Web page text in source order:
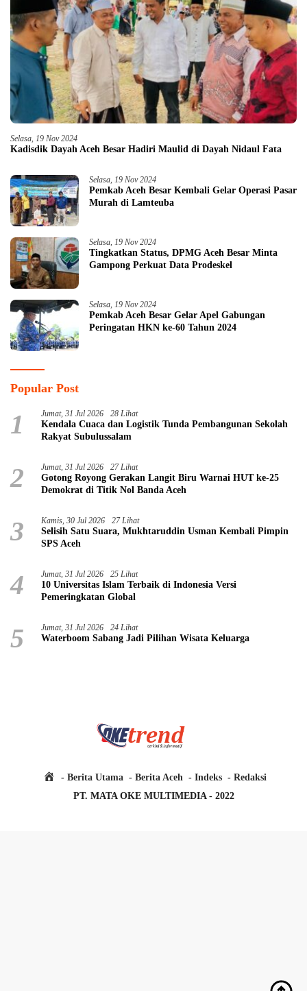
Selasa, 19 Nov 2024
Kadisdik Dayah Aceh Besar Hadiri Maulid di Dayah Nidaul Fata
Selasa, 19 Nov 2024
Pemkab Aceh Besar Kembali Gelar Operasi Pasar
Murah di Lamteuba
Selasa, 19 Nov 2024
Tingkatkan Status, DPMG Aceh Besar Minta
Gampong Perkuat Data Prodeskel
Selasa, 19 Nov 2024
Pemkab Aceh Besar Gelar Apel Gabungan
Peringatan HKN ke-60 Tahun 2024
Popular Post
1 Jumat, 31 Jul 2026 28 Lihat
Kendala Cuaca dan Logistik Tunda Pembangunan Sekolah
Rakyat Subulussalam
2 Jumat, 31 Jul 2026 27 Lihat
Gotong Royong Gerakan Langit Biru Warnai HUT ke-25
Demokrat di Titik Nol Banda Aceh
3 Kamis, 30 Jul 2026 27 Lihat
Selisih Satu Suara, Mukhtaruddin Usman Kembali Pimpin
SPS Aceh
4 Jumat, 31 Jul 2026 25 Lihat
10 Universitas Islam Terbaik di Indonesia Versi
Pemeringkatan Global
5 Jumat, 31 Jul 2026 24 Lihat
Waterboom Sabang Jadi Pilihan Wisata Keluarga
H Berita Utama Berita Aceh Indeks
Redaksi
PT. MATA OKE MULTIMEDIA - 2022